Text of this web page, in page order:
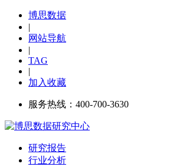
博思数据
|
网站导航
|
TAG
|
加入收藏
服务热线：400-700-3630
研究报告
行业分析